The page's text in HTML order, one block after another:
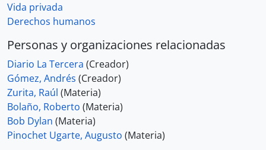
Vida privada
Derechos humanos
Personas y organizaciones relacionadas
Diario La Tercera (Creador)
Gómez, Andrés (Creador)
Zurita, Raúl (Materia)
Bolaño, Roberto (Materia)
Bob Dylan (Materia)
Pinochet Ugarte, Augusto (Materia)